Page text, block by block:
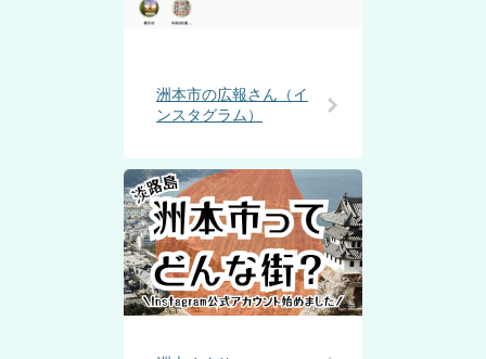
洲本市の広報さん（イ
ンスタグラム）